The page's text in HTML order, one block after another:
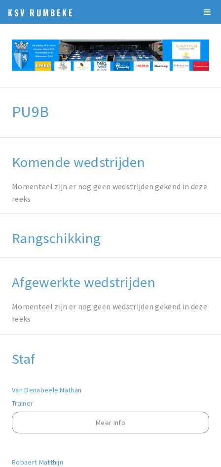
KSV RUMBEKE
PU9B
Komende wedstrijden
Momenteel zijn er nog geen wedstrijden gekend in deze
reeks
Rangschikking
Afgewerkte wedstrijden
Momenteel zijn er nog geen wedstrijden gekend in deze
reeks
Staf
Van Denabeele Nathan
Trainer
Meer info
Robaert Matthijn